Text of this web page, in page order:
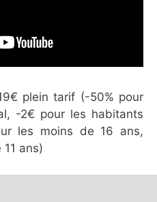
plein tarif ​(-50% pour
-2€ pour les habitants
les moins de 16 ans,
ans)